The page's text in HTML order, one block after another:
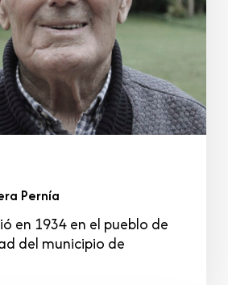
Pernía
en 1934 en el pueblo de
del municipio de